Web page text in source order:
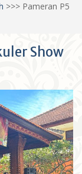
>>> Pameran P5
Show